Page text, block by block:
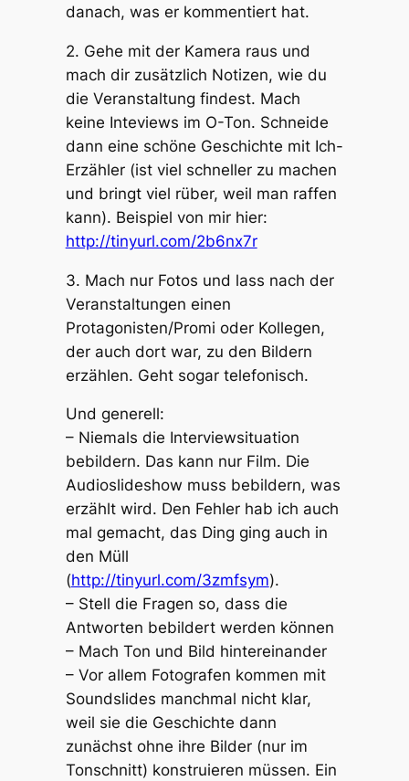
danach, was er kommentiert hat.
2. Gehe mit der Kamera raus und
mach dir zusätzlich Notizen, wie du
die Veranstaltung findest. Mach
keine Inteviews im O-Ton. Schneide
dann eine schöne Geschichte mit Ich-
Erzähler (ist viel schneller zu machen
und bringt viel rüber, weil man raffen
kann). Beispiel von mir hier:
http://tinyurl.com/2b6nx7r
3. Mach nur Fotos und lass nach der
Veranstaltungen einen
Protagonisten/Promi oder Kollegen,
der auch dort war, zu den Bildern
erzählen. Geht sogar telefonisch.
Und generell:
– Niemals die Interviewsituation
bebildern. Das kann nur Film. Die
Audioslideshow muss bebildern, was
erzählt wird. Den Fehler hab ich auch
mal gemacht, das Ding ging auch in
den Müll
(http://tinyurl.com/3zmfsym).
– Stell die Fragen so, dass die
Antworten bebildert werden können
– Mach Ton und Bild hintereinander
– Vor allem Fotografen kommen mit
Soundslides manchmal nicht klar,
weil sie die Geschichte dann
zunächst ohne ihre Bilder (nur im
Tonschnitt) konstruieren müssen. Ein